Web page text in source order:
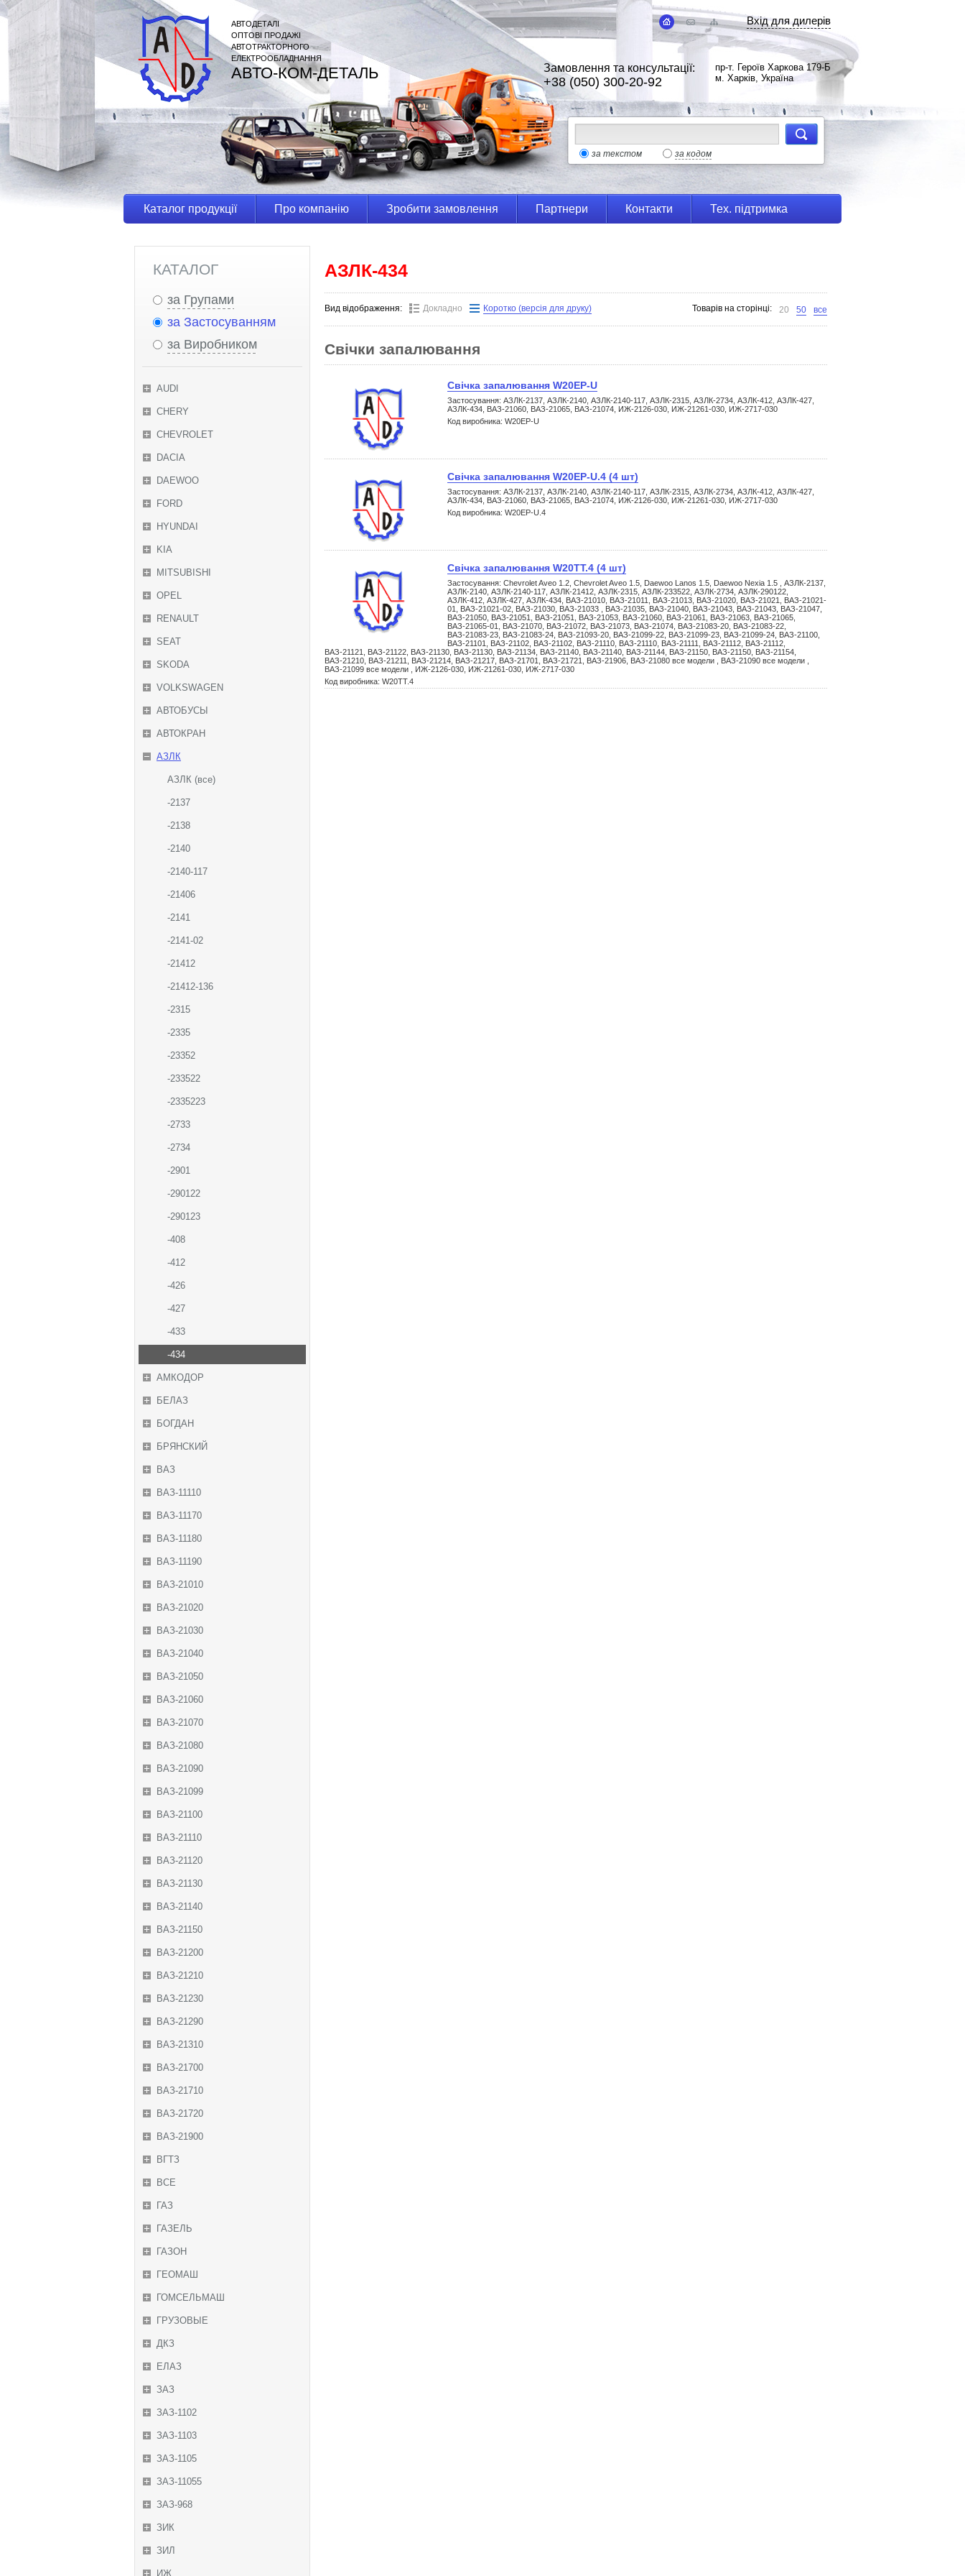
АВТОДЕТАЛІ
ОПТОВІ ПРОДАЖІ
АВТОТРАКТОРНОГО
ЕЛЕКТРООБЛАДНАННЯ
АВТО-КОМ-ДЕТАЛЬ
Вхід для дилерів
Замовлення та консультації:
+38 (050) 300-20-92
пр-т. Героїв Харкова 179-Б
м. Харків, Україна
за текстом за кодом
Каталог продукції Про компанію Зробити замовлення Партнери Контакти Тех. підтримка
КАТАЛОГ
за Групами
за Застосуванням
за Виробником
AUDI
CHERY
CHEVROLET
DACIA
DAEWOO
FORD
HYUNDAI
KIA
MITSUBISHI
OPEL
RENAULT
SEAT
SKODA
VOLKSWAGEN
АВТОБУСЫ
АВТОКРАН
АЗЛК
АЗЛК (все)
-2137
-2138
-2140
-2140-117
-21406
-2141
-2141-02
-21412
-21412-136
-2315
-2335
-23352
-233522
-2335223
-2733
-2734
-2901
-290122
-290123
-408
-412
-426
-427
-433
-434
АМКОДОР
БЕЛАЗ
БОГДАН
БРЯНСКИЙ
ВАЗ
ВАЗ-11110
ВАЗ-11170
ВАЗ-11180
ВАЗ-11190
ВАЗ-21010
ВАЗ-21020
ВАЗ-21030
ВАЗ-21040
ВАЗ-21050
ВАЗ-21060
ВАЗ-21070
ВАЗ-21080
ВАЗ-21090
ВАЗ-21099
ВАЗ-21100
ВАЗ-21110
ВАЗ-21120
ВАЗ-21130
ВАЗ-21140
ВАЗ-21150
ВАЗ-21200
ВАЗ-21210
ВАЗ-21230
ВАЗ-21290
ВАЗ-21310
ВАЗ-21700
ВАЗ-21710
ВАЗ-21720
ВАЗ-21900
ВГТЗ
ВСЕ
ГАЗ
ГАЗЕЛЬ
ГАЗОН
ГЕОМАШ
ГОМСЕЛЬМАШ
ГРУЗОВЫЕ
ДКЗ
ЕЛАЗ
ЗАЗ
ЗАЗ-1102
ЗАЗ-1103
ЗАЗ-1105
ЗАЗ-11055
ЗАЗ-968
ЗИК
ЗИЛ
ИЖ
АЗЛК-434
Вид відображення: Докладно Коротко (версія для друку) Товарів на сторінці: 20 50 все
Свічки запалювання
Свічка запалювання W20EP-U
Застосування: АЗЛК-2137, АЗЛК-2140, АЗЛК-2140-117, АЗЛК-2315, АЗЛК-2734, АЗЛК-412, АЗЛК-427,
АЗЛК-434, ВАЗ-21060, ВАЗ-21065, ВАЗ-21074, ИЖ-2126-030, ИЖ-21261-030, ИЖ-2717-030
Код виробника: W20EP-U
Свічка запалювання W20EP-U.4 (4 шт)
Застосування: АЗЛК-2137, АЗЛК-2140, АЗЛК-2140-117, АЗЛК-2315, АЗЛК-2734, АЗЛК-412, АЗЛК-427,
АЗЛК-434, ВАЗ-21060, ВАЗ-21065, ВАЗ-21074, ИЖ-2126-030, ИЖ-21261-030, ИЖ-2717-030
Код виробника: W20EP-U.4
Свічка запалювання W20TT.4 (4 шт)
Застосування: Chevrolet Aveo 1.2, Chevrolet Aveo 1.5, Daewoo Lanos 1.5, Daewoo Nexia 1.5 , АЗЛК-2137,
АЗЛК-2140, АЗЛК-2140-117, АЗЛК-21412, АЗЛК-2315, АЗЛК-233522, АЗЛК-2734, АЗЛК-290122,
АЗЛК-412, АЗЛК-427, АЗЛК-434, ВАЗ-21010, ВАЗ-21011, ВАЗ-21013, ВАЗ-21020, ВАЗ-21021, ВАЗ-21021-
01, ВАЗ-21021-02, ВАЗ-21030, ВАЗ-21033 , ВАЗ-21035, ВАЗ-21040, ВАЗ-21043, ВАЗ-21043, ВАЗ-21047,
ВАЗ-21050, ВАЗ-21051, ВАЗ-21051, ВАЗ-21053, ВАЗ-21060, ВАЗ-21061, ВАЗ-21063, ВАЗ-21065,
ВАЗ-21065-01, ВАЗ-21070, ВАЗ-21072, ВАЗ-21073, ВАЗ-21074, ВАЗ-21083-20, ВАЗ-21083-22,
ВАЗ-21083-23, ВАЗ-21083-24, ВАЗ-21093-20, ВАЗ-21099-22, ВАЗ-21099-23, ВАЗ-21099-24, ВАЗ-21100,
ВАЗ-21101, ВАЗ-21102, ВАЗ-21102, ВАЗ-21110, ВАЗ-21110, ВАЗ-21111, ВАЗ-21112, ВАЗ-21112,
ВАЗ-21121, ВАЗ-21122, ВАЗ-21130, ВАЗ-21130, ВАЗ-21134, ВАЗ-21140, ВАЗ-21140, ВАЗ-21144, ВАЗ-21150, ВАЗ-21150, ВАЗ-21154,
ВАЗ-21210, ВАЗ-21211, ВАЗ-21214, ВАЗ-21217, ВАЗ-21701, ВАЗ-21721, ВАЗ-21906, ВАЗ-21080 все модели , ВАЗ-21090 все модели ,
ВАЗ-21099 все модели , ИЖ-2126-030, ИЖ-21261-030, ИЖ-2717-030
Код виробника: W20TT.4